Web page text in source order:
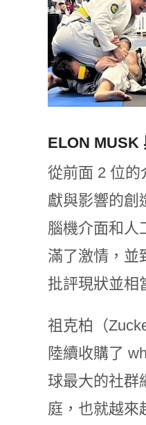
ELON MUSK
從前面 2 位的
獻與影響的創
腦機介面和人
滿了激情，並
批評現狀並相
祖克柏（
陸續收購了
球最大的社群
庭，也就越來